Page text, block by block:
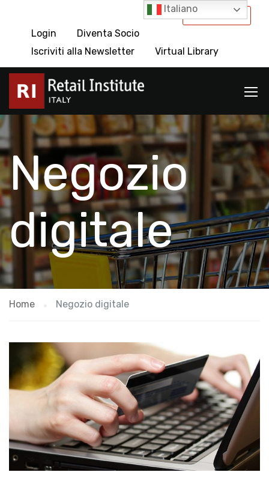
International
Login
Diventa Socio
Iscriviti alla Newsletter
Virtual Library
Negozio
digitale
Home Negozio digitale
Italiano